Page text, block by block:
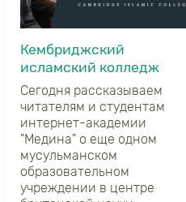
Кембриджский
исламский колледж
Сегодня рассказываем
читателям и студентам
интернет-академии
"Медина" о еще одном
мусульманском
образовательном
учреждении в центре